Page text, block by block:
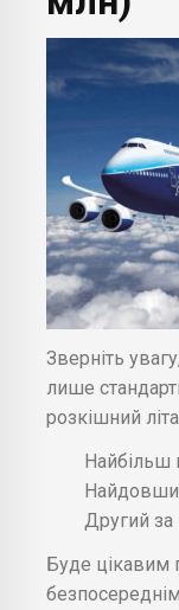
Зверніть
лише
розкішний
Найбільш
Другий за
Буде цікавим